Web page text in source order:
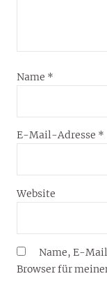
Name *
E-Mail-Adresse *
Website
Name, E-
Browser für